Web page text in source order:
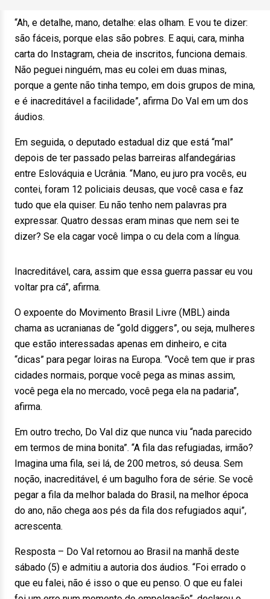
“Ah, e detalhe, mano, detalhe: elas olham. E vou te dizer:
são fáceis, porque elas são pobres. E aqui, cara, minha
carta do Instagram, cheia de inscritos, funciona demais.
Não peguei ninguém, mas eu colei em duas minas,
porque a gente não tinha tempo, em dois grupos de mina,
e é inacreditável a facilidade”, afirma Do Val em um dos
áudios.
Em seguida, o deputado estadual diz que está “mal”
depois de ter passado pelas barreiras alfandegárias
entre Eslováquia e Ucrânia. “Mano, eu juro pra vocês, eu
contei, foram 12 policiais deusas, que você casa e faz
tudo que ela quiser. Eu não tenho nem palavras pra
expressar. Quatro dessas eram minas que nem sei te
dizer? Se ela cagar você limpa o cu dela com a língua.
Inacreditável, cara, assim que essa guerra passar eu vou
voltar pra cá”, afirma.
O expoente do Movimento Brasil Livre (MBL) ainda
chama as ucranianas de “gold diggers”, ou seja, mulheres
que estão interessadas apenas em dinheiro, e cita
“dicas” para pegar loiras na Europa. “Você tem que ir pras
cidades normais, porque você pega as minas assim,
você pega ela no mercado, você pega ela na padaria”,
afirma.
Em outro trecho, Do Val diz que nunca viu “nada parecido
em termos de mina bonita”. “A fila das refugiadas, irmão?
Imagina uma fila, sei lá, de 200 metros, só deusa. Sem
noção, inacreditável, é um bagulho fora de série. Se você
pegar a fila da melhor balada do Brasil, na melhor época
do ano, não chega aos pés da fila dos refugiados aqui”,
acrescenta.
Resposta – Do Val retornou ao Brasil na manhã deste
sábado (5) e admitiu a autoria dos áudios. “Foi errado o
que eu falei, não é isso o que eu penso. O que eu falei